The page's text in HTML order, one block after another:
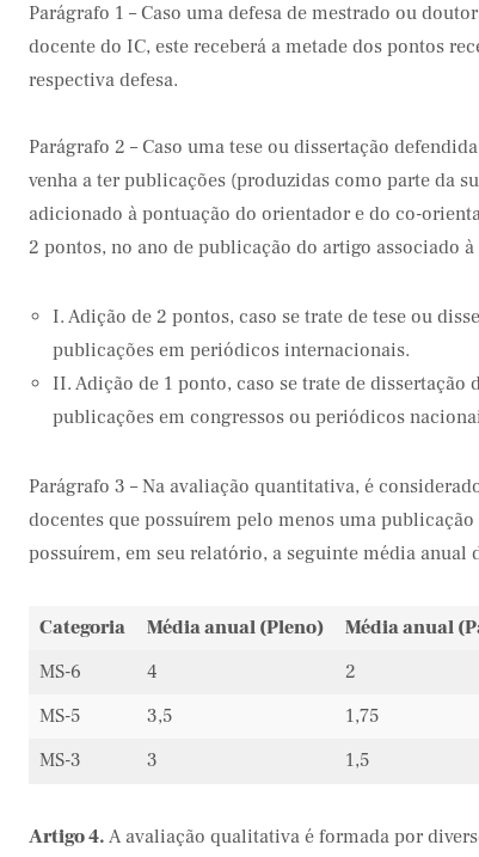
Parágrafo 1 – Caso uma defesa de mestrado ou
docente do IC, este receberá a metade dos pontos
respectiva defesa.
Parágrafo 2 – Caso uma tese ou dissertação
venha a ter publicações (produzidas como parte da
adicionado à pontuação do orientador e do co-
2 pontos, no ano de publicação do artigo associado
I. Adição de 2 pontos, caso se trate de tese ou
publicações em periódicos internacionais.
II. Adição de 1 ponto, caso se trate de dissertação
publicações em congressos ou periódicos
Parágrafo 3 – Na avaliação quantitativa, é
docentes que possuírem pelo menos uma
possuírem, em seu relatório, a seguinte média anual
Categoria Média anual (Pleno)
Média anual
MS-6
4
2
MS-5
3,5
1,75
MS-3
3 1,5
Artigo 4. A avaliação qualitativa é formada por